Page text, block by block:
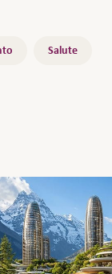
Salute